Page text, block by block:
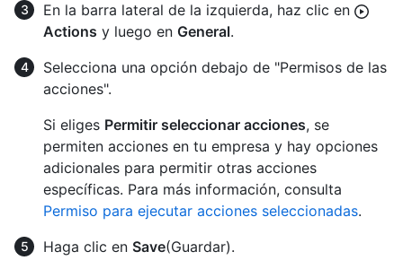
En la barra lateral de la izquierda, haz clic en
Actions y luego en General.
Selecciona una opción debajo de "Permisos de las
acciones".
Si eliges Permitir seleccionar acciones, se
permiten acciones en tu empresa y hay opciones
adicionales para permitir otras acciones
específicas. Para más información, consulta
Permiso para ejecutar acciones seleccionadas.
Haga clic en Save(Guardar).